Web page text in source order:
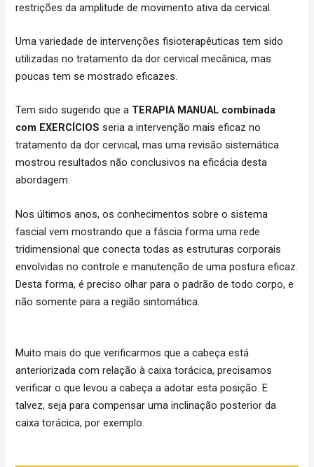
restrições da amplitude de movimento ativa da cervical.
Uma variedade de intervenções fisioterapêuticas tem sido
utilizadas no tratamento da dor cervical mecânica, mas
poucas tem se mostrado eficazes.
Tem sido sugerido que a TERAPIA MANUAL combinada
com EXERCÍCIOS seria a intervenção mais eficaz no
tratamento da dor cervical, mas uma revisão sistemática
mostrou resultados não conclusivos na eficácia desta
abordagem.
Nos últimos anos, os conhecimentos sobre o sistema
fascial vem mostrando que a fáscia forma uma rede
tridimensional que conecta todas as estruturas corporais
envolvidas no controle e manutenção de uma postura eficaz.
Desta forma, é preciso olhar para o padrão de todo corpo, e
não somente para a região sintomática.
Muito mais do que verificarmos que a cabeça está
anteriorizada com relação à caixa torácica, precisamos
verificar o que levou a cabeça a adotar esta posição. E
talvez, seja para compensar uma inclinação posterior da
caixa torácica, por exemplo.